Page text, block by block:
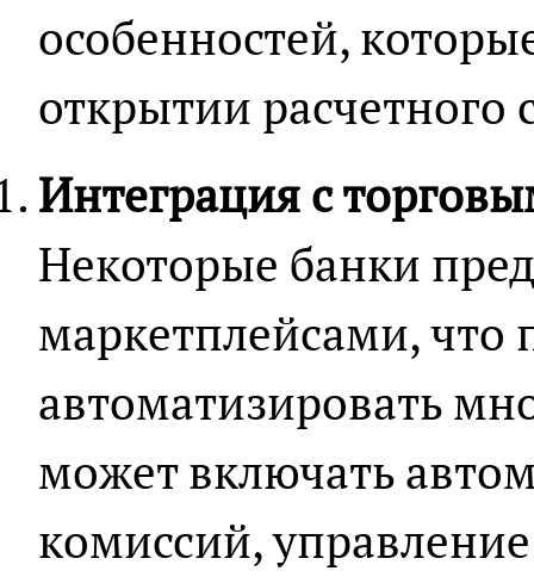
особенностей,
открытии расчетного
Интеграция с
Некоторые банки
маркетплейсами, что
автоматизировать
может включать
комиссий,